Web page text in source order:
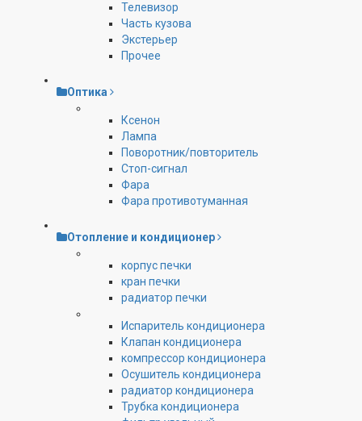
Телевизор
Часть кузова
Экстерьер
Прочее
Оптика
Ксенон
Лампа
Поворотник/повторитель
Стоп-сигнал
Фара
Фара противотуманная
Отопление и кондиционер
корпус печки
кран печки
радиатор печки
Испаритель кондиционера
Клапан кондиционера
компрессор кондиционера
Осушитель кондиционера
радиатор кондиционера
Трубка кондиционера